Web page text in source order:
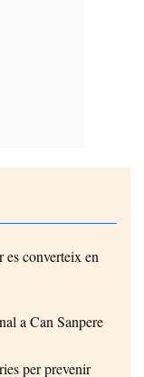
es converteix en
a Can Sanpere
per prevenir